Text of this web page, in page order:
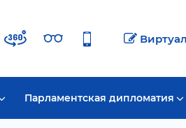
Парламентская дипломатия